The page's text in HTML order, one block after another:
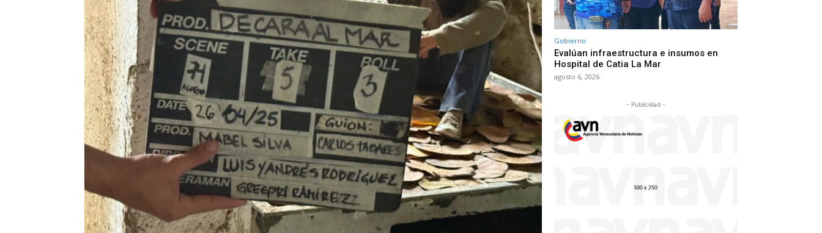
Gobierno
Evalúan infraestructura e insumos en
Hospital de Catia La Mar
agosto 6, 2026
- Publicidad -